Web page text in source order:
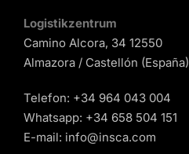
Logistikzentrum
Camino Alcora, 34 12550
Almazora / Castellón (España)
Telefon: +34 964 043 004
Whatsapp: +34 658 504 151
E-mail: info@insca.com